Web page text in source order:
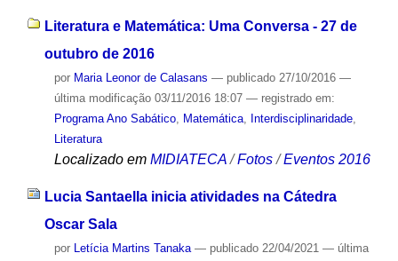
Literatura e Matemática: Uma Conversa - 27 de
outubro de 2016
por Maria Leonor de Calasans — publicado27/10/2016 —
última modificação03/11/2016 18:07 — registrado em:
Programa Ano Sabático, Matemática, Interdisciplinaridade,
Literatura
Localizado em MIDIATECA /Fotos /Eventos 2016
Lucia Santaella inicia atividades na Cátedra
Oscar Sala
por Letícia Martins Tanaka — publicado22/04/2021 — última